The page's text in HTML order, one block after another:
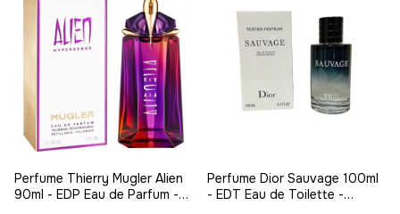
Perfume Thierry Mugler Alien
90ml - EDP Eau de Parfum -
Perfume Dior Sauvage 100ml
- EDT Eau de Toilette -